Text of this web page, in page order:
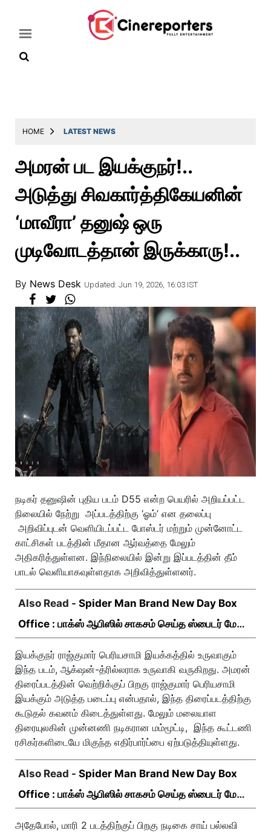
Latest
Throwback
Television
Story
HOME LATEST NEWS
அமரன் பட இயக்குநர்!..
அடுத்து சிவகார்த்திகேயனின்
‘மாவீரா’ தனுஷ் ஒரு
முடிவோடத்தான் இருக்காரு!..
By News Desk Updated: Jun 19, 2026, 16:03 IST
நடிகர் தனுஷின் புதிய படம் D55 என்ற பெயரில் அறியப்பட்ட
நிலையில் நேற்று அப்படத்திற்கு ‘ஓம்’ என தலைப்பு
அறிவிப்புடன் வெளியிடப்பட்ட போஸ்டர் மற்றும் முன்னோட்ட
காட்சிகள் படத்தின் மீதான ஆர்வத்தை மேலும்
அதிகரித்துள்ளன. இந்நிலையில் இன்று இப்படத்தின் தீம்
பாடல் வெளியாகவுள்ளதாக அறிவித்துள்ளனர்.
Also Read - Spider Man Brand New Day Box
Office : பாக்ஸ் ஆபிஸில் சாகசம் செய்த ஸ்பைடர் மேன்
இயக்குநர் ராஜ்குமார் பெரியசாமி இயக்கத்தில் உருவாகும்
இந்த படம், ஆக்‌ஷன்-த்ரில்லராக உருவாகி வருகிறது. அமரன்
திரைப்படத்தின் வெற்றிக்குப் பிறகு ராஜ்குமார் பெரியசாமி
இயக்கும் அடுத்த படைப்பு என்பதால், இந்த திரைப்படத்திற்கு
கூடுதல் கவனம் கிடைத்துள்ளது. மேலும் மலையாள
திரையுலகின் முன்னணி நடிகரான மம்மூட்டி, இந்த கூட்டணி
ரசிகர்களிடையே மிகுந்த எதிர்பார்ப்பை ஏற்படுத்தியுள்ளது.
Also Read - Spider Man Brand New Day Box
Office : பாக்ஸ் ஆபிஸில் சாகசம் செய்த ஸ்பைடர் மேன்
அதேபோல், மாரி 2 படத்திற்குப் பிறகு நடிகை சாய் பல்லவி